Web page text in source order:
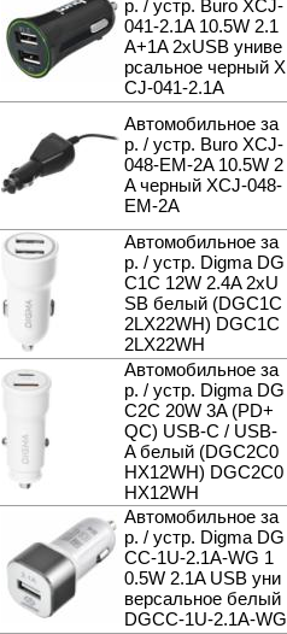
р. / устр. Buro XCJ-
041-2.1A 10.5W 2.1
A+1A 2xUSB униве
рсальное черный X
CJ-041-2.1A
Автомобильное за
р. / устр. Buro XCJ-
048-EM-2A 10.5W 2
A черный XCJ-048-
EM-2A
Автомобильное за
р. / устр. Digma DG
C1С 12W 2.4A 2xU
SB белый (DGC1C
2LX22WH) DGC1C
2LX22WH
Автомобильное за
р. / устр. Digma DG
C2С 20W 3A (PD+
QC) USB-C / USB-
A белый (DGC2C0
HX12WH) DGC2C0
HX12WH
Автомобильное за
р. / устр. Digma DG
CC-1U-2.1A-WG 1
0.5W 2.1A USB уни
версальное белый
DGCC-1U-2.1A-WG